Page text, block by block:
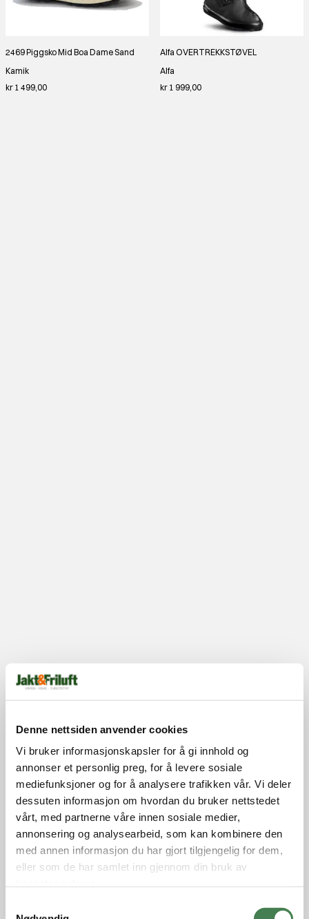
Denne nettsiden anvender cookies
Vi bruker informasjonskapsler for å gi innhold og
annonser et personlig preg, for å levere sosiale
mediefunksjoner og for å analysere trafikken vår. Vi deler
dessuten informasjon om hvordan du bruker nettstedet
vårt, med partnerne våre innen sosiale medier,
annonsering og analysearbeid, som kan kombinere den
med annen informasjon du har gjort tilgjengelig for dem,
eller som de har samlet inn gjennom din bruk av
2469 Piggsko Mid Boa Dame Sand
Kamik
kr 1 499,00
Alfa OVERTREKKSTØVEL
Alfa
kr 1 999,00